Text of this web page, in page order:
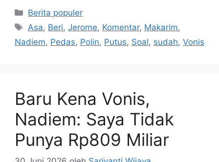
Kategori
Berita populer
Tag
Asa, Beri,Jerome, Komentar, Makarim,
Nadiem, Pedas, Polin, Putus, Soal, sudah, Vonis
Baru Kena Vonis,
Nadiem: Saya Tidak
Punya Rp809 Miliar